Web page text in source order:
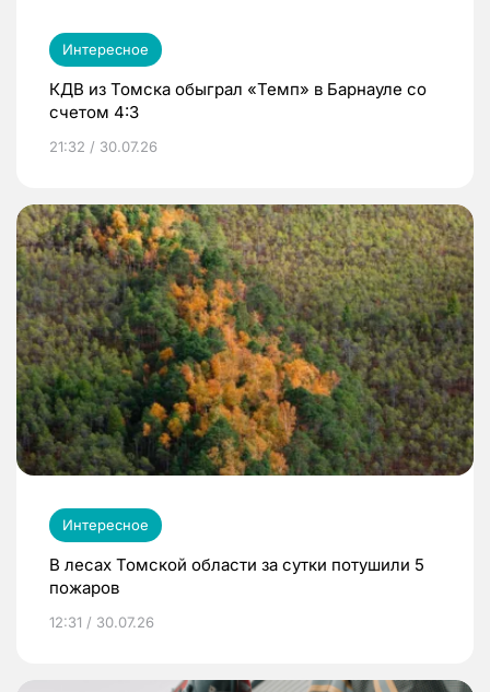
Интересное
КДВ из Томска обыграл «Темп» в Барнауле со
счетом 4:3
21:32 / 30.07.26
Интересное
В лесах Томской области за сутки потушили 5
пожаров
12:31 / 30.07.26